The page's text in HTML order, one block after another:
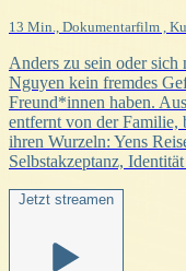
13 Min., Dokumentarfilm ,
Anders zu sein oder
Nguyen kein fremdes
Freund*innen haben.
entfernt von der Familie,
ihren Wurzeln: Yens
Selbstakzeptanz,
Jetzt streamen